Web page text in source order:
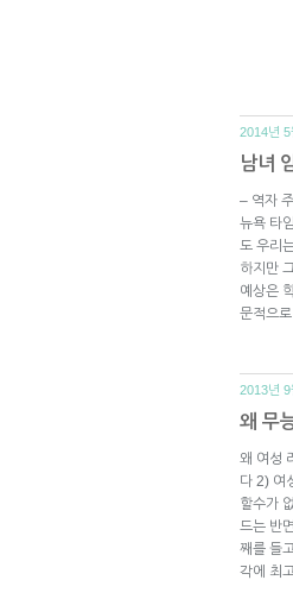
2014년 5
남녀
– 역자
뉴욕 타
도 우리
하지만
예상은
문적으
2013년 9
왜 무
왜 여성
다 2) 여
할수가
드는 반
째를 들
각에 최